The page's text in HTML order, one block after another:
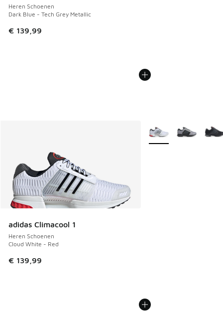
Heren Schoenen
Dark Blue - Tech Grey Metallic
€ 139,99
adidas Climacool 1
Heren Schoenen
Cloud White - Red
€ 139,99
Meer kleuren